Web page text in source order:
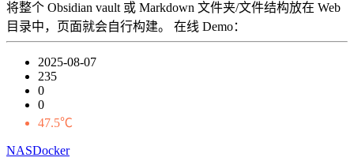
将整个 Obsidian vault 或 Markdown 文件夹/文件结构放在 Web
目录中，页面就会自行构建。 在线 Demo：
2025-08-07
235
0
0
47.5℃
NASDocker